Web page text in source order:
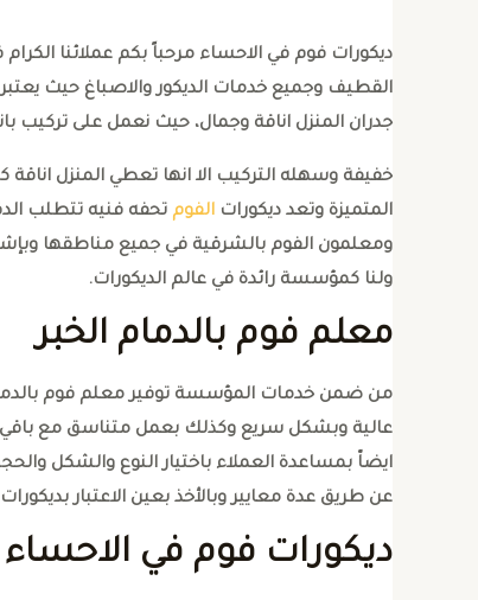
ديكورات فوم في الاحساء مرحباً بكم عملائنا
القطيف وجميع خدمات الديكور والاصباغ حيث يعتبر
جدران المنزل اناقة وجمال، حيث نعمل على تركيب
خفيفة وسهله التركيب الا انها تعطي المنزل اناقة
المتميزة وتعد ديكورات الفوم تحفه فنيه تتطلب
ومعلمون الفوم بالشرقية في جميع مناطقها
ولنا كمؤسسة رائدة في عالم الديكورات.
معلم فوم بالدمام الخبر
من ضمن خدمات المؤسسة توفير معلم فوم بالدمام
عالية وبشكل سريع وكذلك بعمل متناسق مع باقي
ايضاّ بمساعدة العملاء باختيار النوع والشكل
عن طريق عدة معايير وبالأخذ بعين الاعتبار
ديكورات فوم في الاحساء